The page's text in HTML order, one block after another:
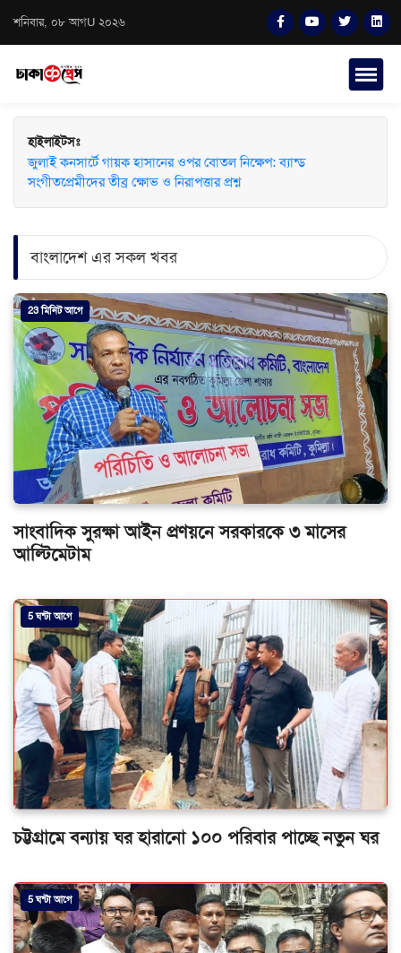
শনিবার, ০৮ আগU ২০২৬
হাইলাইটসঃ
জুলাই কনসার্টে গায়ক হাসানের ওপর বোতল নিক্ষেপ: ব্যান্ড
সংগীতপ্রেমীদের তীব্র ক্ষোভ ও নিরাপত্তার প্রশ্ন
বাংলাদেশ এর সকল খবর
23 মিনিট আগে
সাংবাদিক সুরক্ষা আইন প্রণয়নে সরকারকে ৩ মাসের
আল্টিমেটাম
5 ঘন্টা আগে
চট্টগ্রামে বন্যায় ঘর হারানো ১০০ পরিবার পাচ্ছে নতুন ঘর
5 ঘন্টা আগে